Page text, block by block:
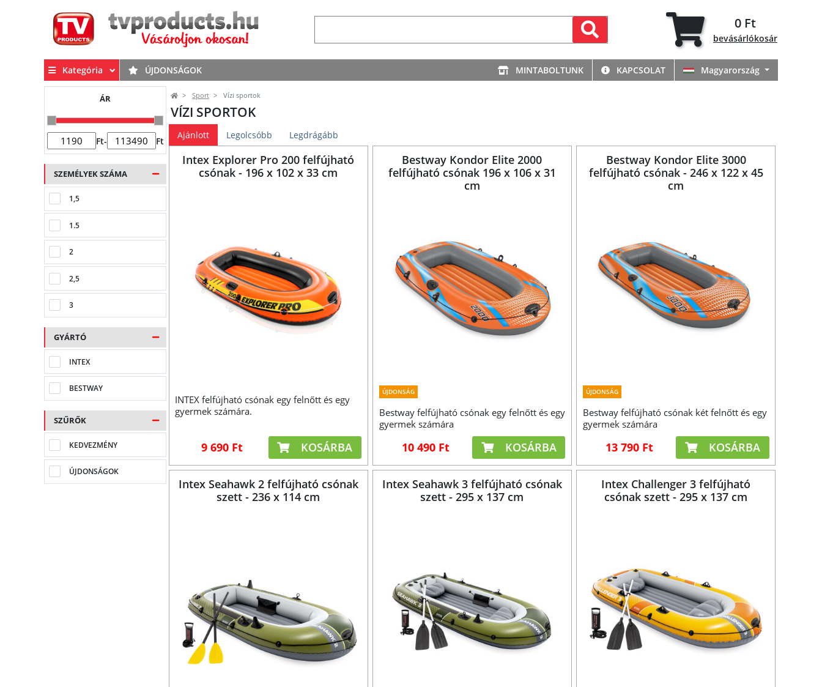
0 Ft
bevásárlókosár
Kategória ÚJDONSÁGOK MINTABOLTUNK KAPCSOLAT Magyarország
ÁR
Ft- Ft
SZEMÉLYEK SZÁMA
1,5
1.5
2
2,5
3
GYÁRTÓ
INTEX
BESTWAY
SZŰRŐK
KEDVEZMÉNY
ÚJDONSÁGOK
Sport Vízi sportok
VÍZI SPORTOK
Ajánlott Legolcsóbb Legdrágább
Intex Explorer Pro 200 felfújható
csónak - 196 x 102 x 33 cm
INTEX felfújható csónak egy felnőtt és egy
gyermek számára.
9 690 Ft KOSÁRBA
Bestway Kondor Elite 2000
felfújható csónak 196 x 106 x 31
cm
ÚJDONSÁG
Bestway felfújható csónak egy felnőtt és egy
gyermek számára
10 490 Ft KOSÁRBA
Bestway Kondor Elite 3000
felfújható csónak - 246 x 122 x 45
cm
ÚJDONSÁG
Bestway felfújható csónak két felnőtt és egy
gyermek számára
13 790 Ft KOSÁRBA
Intex Seahawk 2 felfújható csónak
szett - 236 x 114 cm
Intex Seahawk 3 felfújható csónak
szett - 295 x 137 cm
Intex Challenger 3 felfújható
csónak szett - 295 x 137 cm